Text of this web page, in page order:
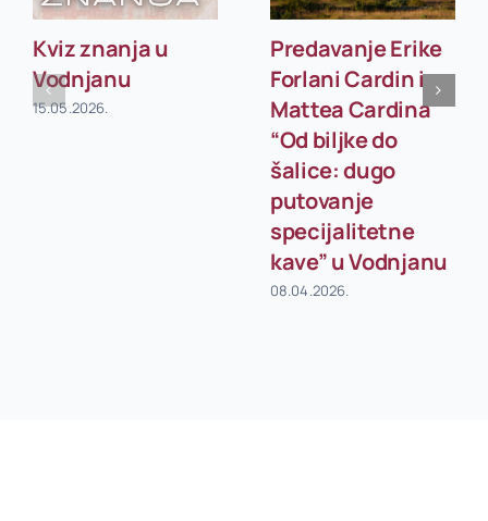
Kviz znanja u
Vodnjanu
15.05.2026.
Predavanje Erike
Forlani Cardin i
Mattea Cardina
“Od biljke do
šalice: dugo
putovanje
specijalitetne
kave” u Vodnjanu
08.04.2026.